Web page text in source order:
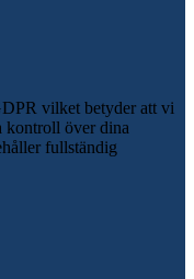
vilket betyder att vi
kontroll över dina
fullständig